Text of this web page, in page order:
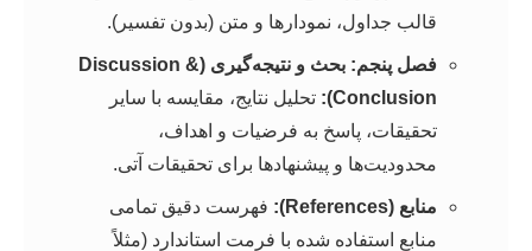
قالب جداول، نمودارها و متن (بدون تفسیر).
فصل پنجم: بحث و نتیجه‌گیری (Discussion &
Conclusion):
تحلیل نتایج، مقایسه با سایر
تحقیقات، پاسخ به فرضیات و اهداف،
محدودیت‌ها و پیشنهادها برای تحقیقات آتی.
منابع (References):
فهرست دقیق تمامی
منابع استفاده شده با فرمت استاندارد (مثلاً